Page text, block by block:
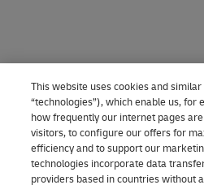
This website uses cookies and
“technologies”), which enable us, for
how frequently our internet pages
visitors, to configure our offers for
efficiency and to support our
technologies incorporate data
providers based in countries without